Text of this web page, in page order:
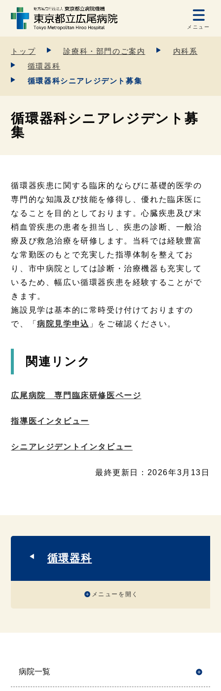
メニュー
トップ 診療科・部門のご案内
内科系
循環器科
循環器科シニアレジデント募集
循環器科シニアレジデント募
集
循環器疾患に関する臨床的ならびに基礎的医学の
専門的な知識及び技能を修得し、優れた臨床医に
なることを目的としております。心臓疾患及び末
梢血管疾患の患者を担当し、疾患の診断、一般治
療及び救急治療を研修します。当科では経験豊富
な常勤医のもとで充実した指導体制を整えてお
り、市中病院としては診断・治療機器も充実して
いるため、幅広い循環器疾患を経験することがで
きます。
施設見学は基本的に常時受け付けておりますの
で、「病院見学申込 」をご確認ください。
関連リンク
広尾病院 専門臨床研修医ページ
指導医インタビュー
シニアレジデントインタビュー
最終更新日：2026年3月13日
循環器科
メニューを開く
病院一覧